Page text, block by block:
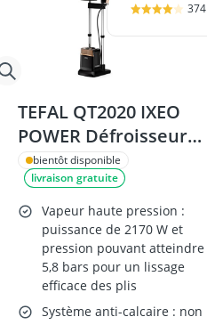
374
TEFAL QT2020 IXEO
POWER Défroisseur
Vapeur 5.8 Bar
bientôt disponible
livraison gratuite
Vapeur haute pression :
puissance de 2170 W et
pression pouvant atteindre
5,8 bars pour un lissage
efficace des plis
Système anti-calcaire : non